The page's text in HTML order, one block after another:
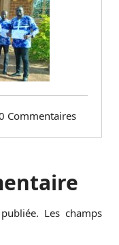
Commentaires
Les champs